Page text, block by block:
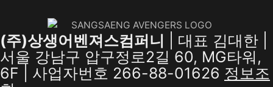
(주)상생어벤져스컴퍼니 | 대표 김대한 |
서울 강남구 압구정로2길 60, MG타워,
6F | 사업자번호 266-88-01626 정보조